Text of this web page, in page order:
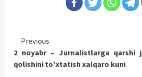
Continue
Reading
Previous
2 noyabr – Jurnalistlarga qarshi
qolishini to'xtatish xalqaro kuni